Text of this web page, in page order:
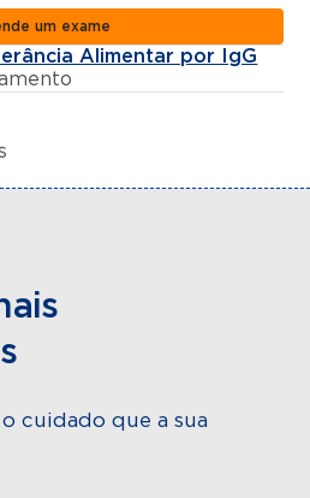
um exame
Alimentar por IgG
cuidado que a sua